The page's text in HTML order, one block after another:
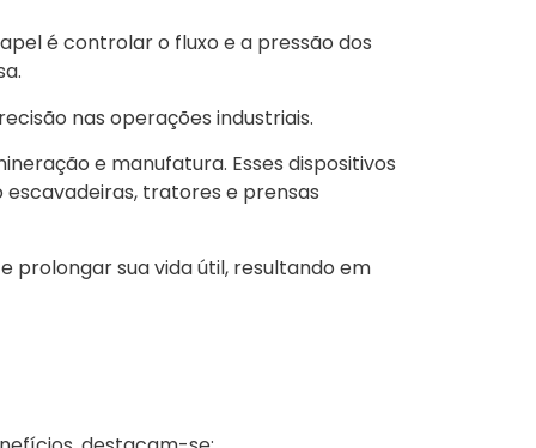
é controlar o fluxo e a pressão dos
nas operações industriais.
e manufatura. Esses dispositivos
tratores e prensas
prolongar sua vida útil, resultando em